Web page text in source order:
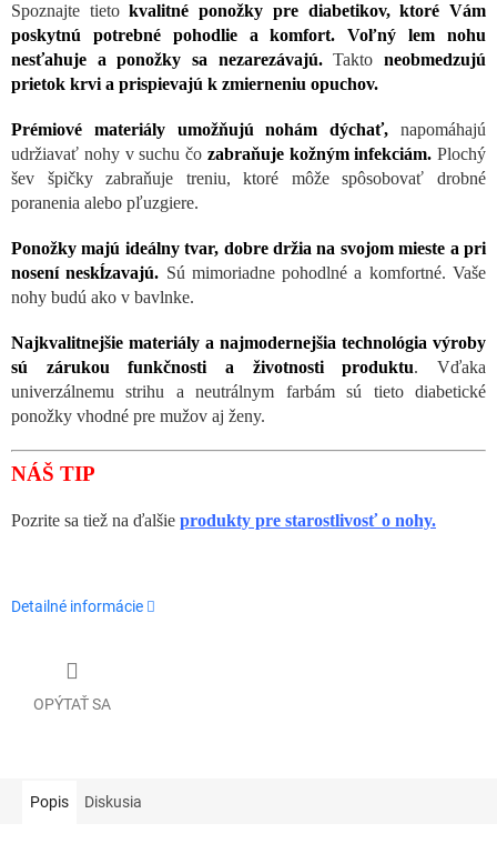
Spoznajte tietokvalitné ponožky pre diabetikov, ktoré Vám
poskytnú potrebné pohodlie a komfort. Voľný lem nohu
nesťahuje a ponožky sa nezarezávajú.Taktoneobmedzujú
prietok krvi a prispievajú k zmierneniu opuchov.
Prémiové materiály umožňujú nohám dýchať, napomáhajú
udržiavať nohy v suchu čo zabraňuje kožným infekciám. Plochý
šev špičky zabraňuje treniu, ktoré môže spôsobovať drobné
poranenia alebo pľuzgiere.
Ponožky majú ideálny tvar, dobre držia na svojom mieste a pri
nosení neskĺzavajú. Sú mimoriadne pohodlné a komfortné. Vaše
nohy budú ako v bavlnke.
Najkvalitnejšie materiály a najmodernejšia technológia výroby
sú zárukou funkčnosti a životnosti produktu. Vďaka
univerzálnemu strihu a neutrálnym farbám sú tieto diabetické
ponožky vhodné pre mužov aj ženy.
NÁŠ TIP
Pozrite sa tiež na ďalšie produkty pre starostlivosť o nohy.
Detailné informácie
OPÝTAŤ SA
Popis Diskusia